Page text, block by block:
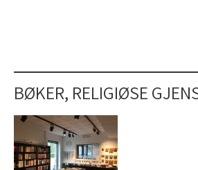
BØKER, RELIGIØSE